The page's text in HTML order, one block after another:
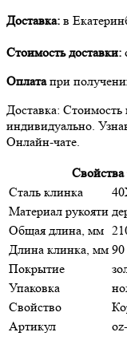
Доставка: в
Стоимость доставки:
Оплатапри
Доставка: Стоимость
индивидуально.
Онлайн-чате.
Свойства
Сталь клинка
Материал рукояти
Общая длина, мм
Длина клинка, мм 90
Покрытие
Упаковка
Свойство
Артикул